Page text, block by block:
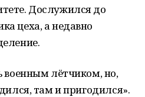
Дослужился до
цеха, а недавно
военным лётчиком, но,
там и пригодился».